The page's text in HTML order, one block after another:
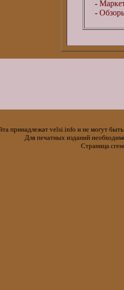
-
-
принадлежат velsi.info и не могут
Для печатных изданий
Страница